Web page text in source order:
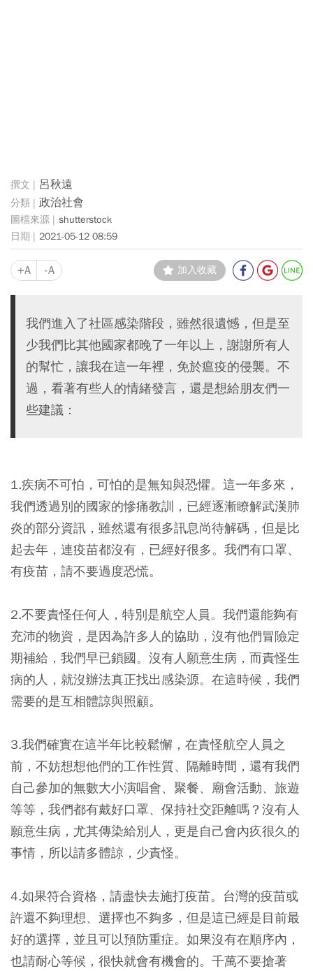
呂秋遠
政治社會
shutterstock
2021-05-12 08:59
+A -A 加入收藏
我們進入了社區感染階段，雖然很遺憾，但是至
少我們比其他國家都晚了一年以上，謝謝所有人
的幫忙，讓我在這一年裡，免於瘟疫的侵襲。不
過，看著有些人的情緒發言，還是想給朋友們一
些建議：
1.疾病不可怕，可怕的是無知與恐懼。 這一年多來，
我們透過別的國家的慘痛教訓，已經逐漸瞭解武漢肺
炎的部分資訊，雖然還有很多訊息尚待解碼，但是比
起去年，連疫苗都沒有，已經好很多。 我們有口罩、
有疫苗，請不要過度恐慌。
2.不要責怪任何人，特別是航空人員。 我們還能夠有
充沛的物資，是因為許多人的協助，沒有他們冒險定
期補給，我們早已鎖國。沒有人願意生病，而責怪生
病的人，就沒辦法真正找出感染源。在這時候，我們
需要的是互相體諒與照顧。
3.我們確實在這半年比較鬆懈，在責怪航空人員之
前，不妨想想他們的工作性質、隔離時間，還有我們
自己參加的無數大小演唱會、聚餐、廟會活動、旅遊
等等，我們都有戴好口罩、保持社交距離嗎？沒有人
願意生病，尤其傳染給別人，更是自己會內疚很久的
事情，所以請多體諒，少責怪。
4.如果符合資格，請盡快去施打疫苗。 台灣的疫苗或
許還不夠理想、選擇也不夠多，但是這已經是目前最
好的選擇，並且可以預防重症。如果沒有在順序內，
也請耐心等候，很快就會有機會的。千萬不要搶著